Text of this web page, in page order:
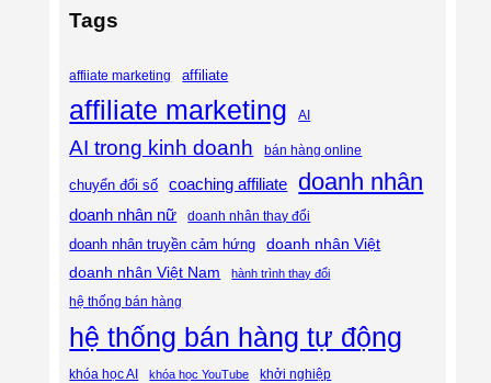
Tags
affiiate marketing affiliate
affiliate marketing AI
AI trong kinh doanh bán hàng online
chuyển đổi số coaching affiliate doanh nhân
doanh nhân nữ doanh nhân thay đổi
doanh nhân truyền cảm hứng
doanh nhân Việt
doanh nhân Việt Nam
hành trình thay đổi
hệ thống bán hàng
hệ thống bán hàng tự động
khóa học AI khóa học YouTube khởi nghiệp